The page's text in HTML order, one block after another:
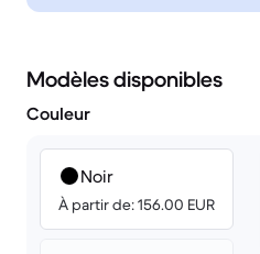
Modèles disponibles
Couleur
Noir
À partir de: 156.00 EUR